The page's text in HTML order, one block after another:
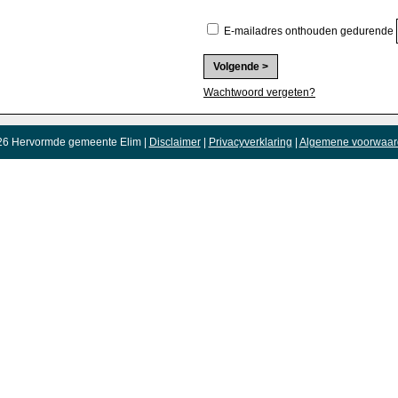
E-mailadres onthouden gedurende
Wachtwoord vergeten?
Hervormde gemeente Elim | Disclaimer| Privacyverklaring Algemene